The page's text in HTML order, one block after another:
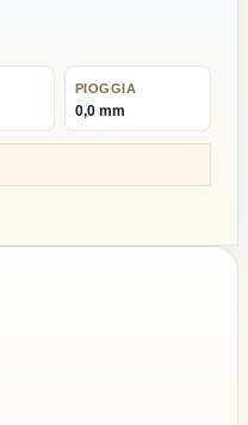
PIOGGIA
0,0 mm